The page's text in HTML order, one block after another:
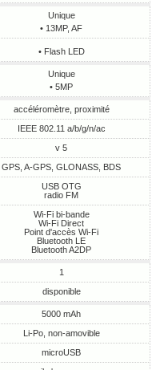
Unique
• 13MP, AF
• Flash LED
Unique
• 5MP
accéléromètre, proximité
IEEE 802.11 a/b/g/n/ac
v 5
GPS, A-GPS, GLONASS, BDS
USB OTG
radio FM
Wi-Fi bi-bande
Wi-Fi Direct
Point d'accès Wi-Fi
Bluetooth LE
Bluetooth A2DP
1
disponible
5000 mAh
Li-Po, non-amovible
microUSB